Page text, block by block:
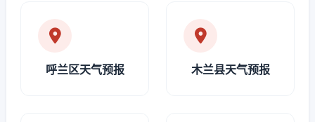
呼兰区天气预报 木兰县天气预报